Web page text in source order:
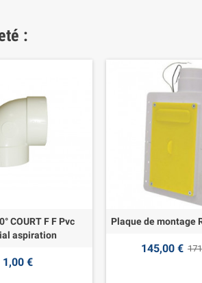
:
COURT F F Pvc
aspiration
1,00 €
Plaque de montage
145,00 €